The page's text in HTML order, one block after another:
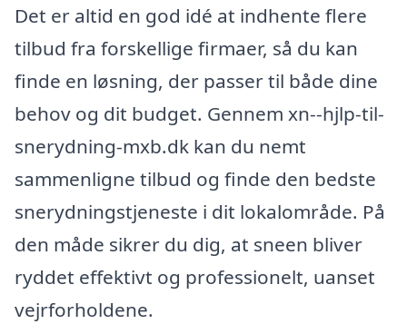
Det er altid en god idé at indhente flere
tilbud fra forskellige firmaer, så du kan
finde en løsning, der passer til både dine
behov og dit budget. Gennem xn--hjlp-til-
snerydning-mxb.dk kan du nemt
sammenligne tilbud og finde den bedste
snerydningstjeneste i dit lokalområde. På
den måde sikrer du dig, at sneen bliver
ryddet effektivt og professionelt, uanset
vejrforholdene.